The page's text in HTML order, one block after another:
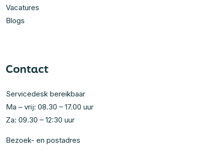
Vacatures
Blogs
Contact
Servicedesk bereikbaar
Ma – vrij: 08.30 – 17.00 uur
Za: 09.30 – 12:30 uur
Bezoek- en postadres